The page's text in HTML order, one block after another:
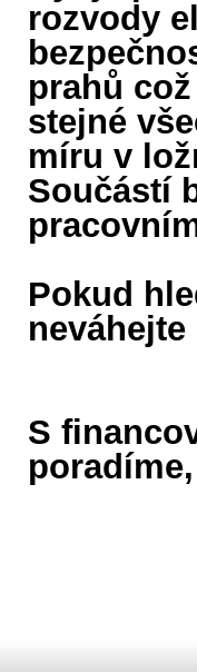
rozvody
prahů
stejné
míru v
Součástí
Pokud
S